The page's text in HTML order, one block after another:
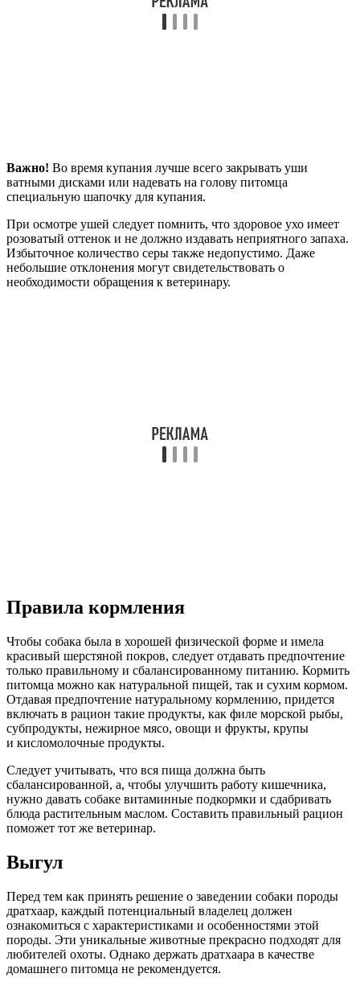
Важно! Во время купания лучше всего закрывать уши
ватными дисками или надевать на голову питомца
специальную шапочку для купания.
При осмотре ушей следует помнить, что здоровое ухо имеет
розоватый оттенок и не должно издавать неприятного запаха.
Избыточное количество серы также недопустимо. Даже
небольшие отклонения могут свидетельствовать о
необходимости обращения к ветеринару.
Правила кормления
Чтобы собака была в хорошей физической форме и имела
красивый шерстяной покров, следует отдавать предпочтение
только правильному и сбалансированному питанию. Кормить
питомца можно как натуральной пищей, так и сухим кормом.
Отдавая предпочтение натуральному кормлению, придется
включать в рацион такие продукты, как филе морской рыбы,
субпродукты, нежирное мясо, овощи и фрукты, крупы
и кисломолочные продукты.
Следует учитывать, что вся пища должна быть
сбалансированной, а, чтобы улучшить работу кишечника,
нужно давать собаке витаминные подкормки и сдабривать
блюда растительным маслом. Составить правильный рацион
поможет тот же ветеринар.
Выгул
Перед тем как принять решение о заведении собаки породы
дратхаар, каждый потенциальный владелец должен
ознакомиться с характеристиками и особенностями этой
породы. Эти уникальные животные прекрасно подходят для
любителей охоты. Однако держать дратхаара в качестве
домашнего питомца не рекомендуется.